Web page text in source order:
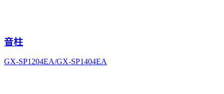
音柱
GX-SP1204EA/GX-SP1404EA